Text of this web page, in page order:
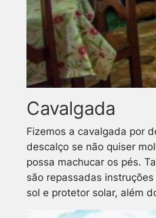
Cavalgada
Fizemos a cavalgada por
descalço se não quiser
possa machucar os pés.
são repassadas
sol e protetor solar, além